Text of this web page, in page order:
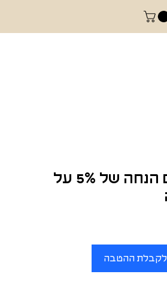
מקבלים הנחה של 5% על
לקבלת ההטבה